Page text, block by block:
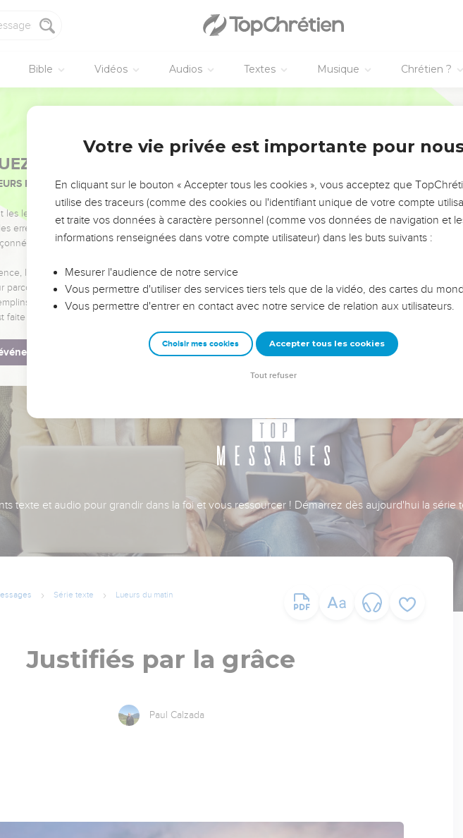
Bible Vidéos Audios Textes Musique Chrétien ?
PAS L’ÉVÉNEMENT DE L’ANNÉE !
POUVAIENT VOUS ÉVITER LES VOTRES ?
les leaders pour leurs réussites, leur impact, leur foi ou leur vision. Mais on voit
erreurs et les saisons difficiles qu'ils ont traversés, alors même que ce sont
leaders, entrepreneurs, et responsables reviennent sur les erreurs
parcours et les clés pour avancer avec plus de sagesse afin que leurs erreurs
Que vous guidiez un ministère, une équipe, un groupe ou une famille,
faite pour vous.
texte et audio pour grandir dans la foi et vous ressourcer ! Démarrez dès aujourd'hui la
Série texte Lueurs du matin
Justifiés par la grâce
Paul Calzada
Votre vie privée est importante pour
En cliquant sur le bouton « Accepter tous les cookies », vous acceptez que
utilise des traceurs (comme des cookies ou l'identifiant unique de votre compte
et traite vos données à caractère personnel (comme vos données de navigation et
informations renseignées dans votre compte utilisateur) dans les buts suivants :
Mesurer l'audience de notre service
Vous permettre d'utiliser des services tiers tels que de la vidéo, des cartes du
Vous permettre d'entrer en contact avec notre service de relation aux utilisateurs.
Choisir mes cookies Accepter tous les cookies
Tout refuser